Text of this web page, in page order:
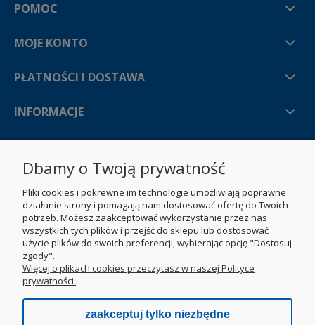
POMOC
MOJE KONTO
PŁATNOŚCI I DOSTAWA
INFORMACJE
Dbamy o Twoją prywatność
Pliki cookies i pokrewne im technologie umożliwiają poprawne
działanie strony i pomagają nam dostosować ofertę do Twoich
potrzeb. Możesz zaakceptować wykorzystanie przez nas
wszystkich tych plików i przejść do sklepu lub dostosować
użycie plików do swoich preferencji, wybierając opcję "Dostosuj
zgody".
Więcej o plikach cookies przeczytasz w naszej Polityce
prywatności.
zaakceptuj tylko niezbędne